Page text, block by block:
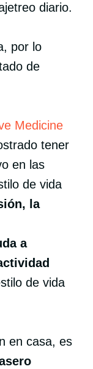
diario.
por lo
de
Medicine
tener
en las
de vida
la
a
de vida
en casa, es